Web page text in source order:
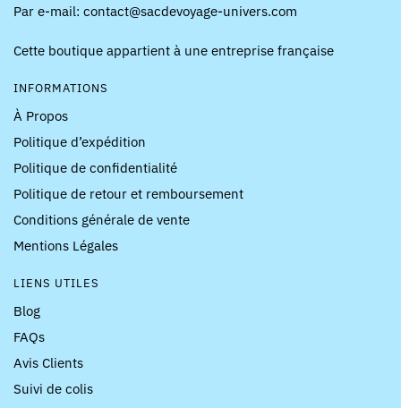
Par e-mail: contact@sacdevoyage-univers.com
Cette boutique appartient à une entreprise française
INFORMATIONS
À Propos
Politique d’expédition
Politique de confidentialité
Politique de retour et remboursement
Conditions générale de vente
Mentions Légales
LIENS UTILES
Blog
FAQs
Avis Clients
Suivi de colis